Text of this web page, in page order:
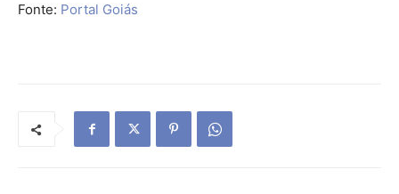
Fonte: Portal Goiás